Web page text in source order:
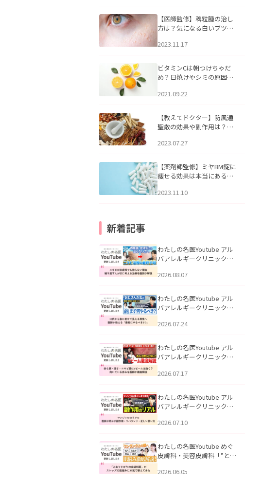
【医師監修】稗粒腫の治し
方は？気になる白いブツブ
アについて
2023.11.17
ビタミンCは朝つけちゃだ
め？日焼けやシミの原因に
2021.09.22
【教えてドクター】防風通
聖散の効果や副作用は？長
2023.07.27
【薬剤師監修】ミヤBM錠に
痩せる効果は本当にある
2023.11.10
新着記事
わたしの名医Youtube アル
バアレルギークリニック札
らない理由｜繰り返す人が
説」を公開いたしました。
2026.08.07
わたしの名医Youtube アル
バアレルギークリニック札
える男性へ｜医師が教える
公開いたしました。
2026.07.24
わたしの名医Youtube アル
バアレルギークリニック札
跡にVビームは効く？向いて
説」を公開いたしました。
2026.07.17
わたしの名医Youtube アル
バアレルギークリニック札
医師が明かす副作用・リバ
公開いたしました。
2026.07.10
わたしの名医Youtube めぐ
皮膚科・美容皮膚科「”とお
ッズの肌悩みに本気で答え
2026.06.05